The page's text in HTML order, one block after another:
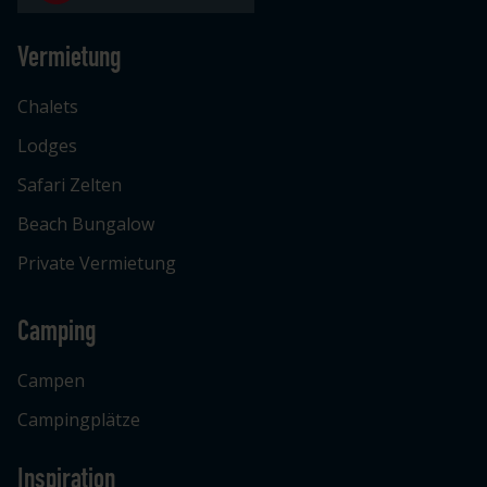
Vermietung
Chalets
Lodges
Safari Zelten
Beach Bungalow
Private Vermietung
Camping
Campen
Campingplätze
Inspiration